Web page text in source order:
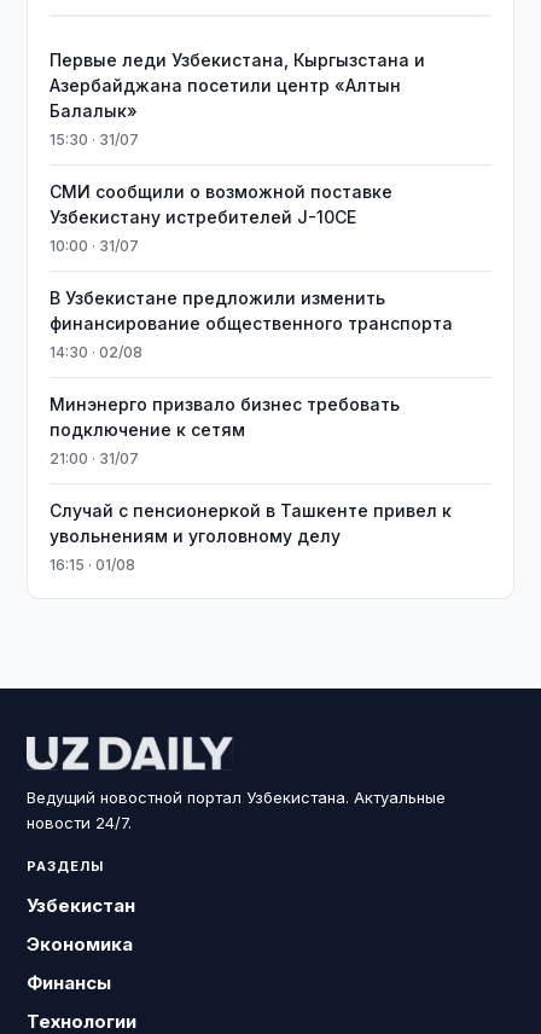
Первые леди Узбекистана, Кыргызстана и
Азербайджана посетили центр «Алтын
Балалык»
15:30 · 31/07
СМИ сообщили о возможной поставке
Узбекистану истребителей J-10CE
10:00 · 31/07
В Узбекистане предложили изменить
финансирование общественного транспорта
14:30 · 02/08
Минэнерго призвало бизнес требовать
подключение к сетям
21:00 · 31/07
Случай с пенсионеркой в Ташкенте привел к
увольнениям и уголовному делу
16:15 · 01/08
Ведущий новостной портал Узбекистана. Актуальные
новости 24/7.
РАЗДЕЛЫ
Узбекистан
Экономика
Финансы
Технологии